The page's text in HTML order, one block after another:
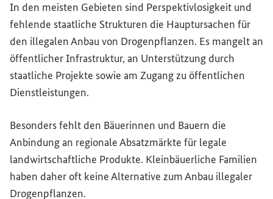
In den meisten Gebieten sind Perspektivlosigkeit und
fehlende staatliche Strukturen die Hauptursachen für
den illegalen Anbau von Drogenpflanzen. Es mangelt an
öffentlicher Infrastruktur, an Unterstützung durch
staatliche Projekte sowie am Zugang zu öffentlichen
Dienstleistungen.
Besonders fehlt den Bäuerinnen und Bauern die
Anbindung an regionale Absatzmärkte für legale
landwirtschaftliche Produkte. Kleinbäuerliche Familien
haben daher oft keine Alternative zum Anbau illegaler
Drogenpflanzen.